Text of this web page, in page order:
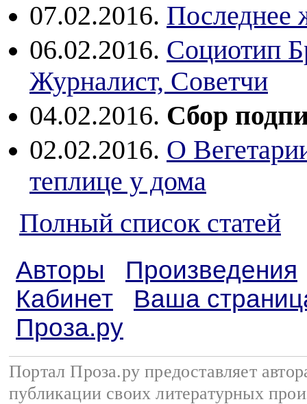
07.02.2016. Последнее
06.02.2016. Социотип
Журналист, Советчи
04.02.2016. Сбор
02.02.2016. О
теплице у дома
Полный список статей
Авторы
Произведения
Кабинет
Ваша
Проза.ру
Портал Проза.ру предоставляет
публикации своих литературных